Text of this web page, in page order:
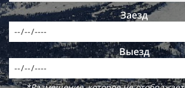
Заезд
Выезд